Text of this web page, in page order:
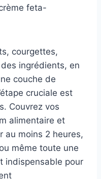
feta-
courgettes,
ingrédients, en
couche de
cruciale est
Couvrez vos
alimentaire et
au moins 2 heures,
même toute une
indispensable pour